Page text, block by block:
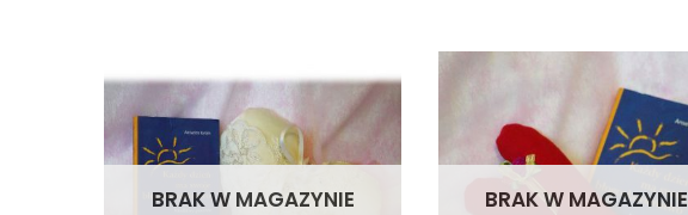
BRAK W MAGAZYNIE BRAK W MAGAZYNIE